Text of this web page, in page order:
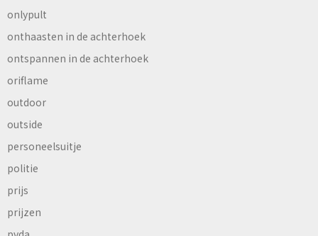
onlypult
onthaasten in de achterhoek
ontspannen in de achterhoek
oriflame
outdoor
outside
personeelsuitje
politie
prijs
prijzen